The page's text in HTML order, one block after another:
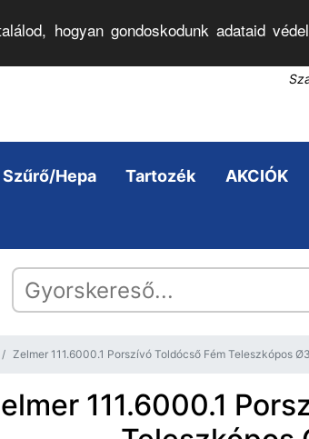
hogyan gondoskodunk adataid
Szűrő/Hepa Tartozék AKCIÓK
Zelmer 111.6000.1 Porszívó Toldócső Fém Teleszkópos
111.6000.1